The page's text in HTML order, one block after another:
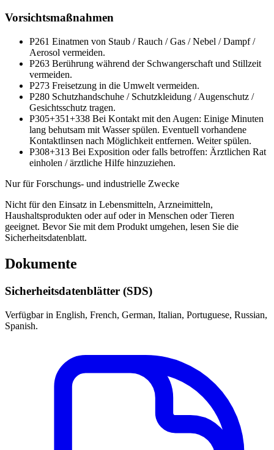
Vorsichtsmaßnahmen
P261 Einatmen von Staub / Rauch / Gas / Nebel / Dampf /
Aerosol vermeiden.
P263 Berührung während der Schwangerschaft und Stillzeit
vermeiden.
P273 Freisetzung in die Umwelt vermeiden.
P280 Schutzhandschuhe / Schutzkleidung / Augenschutz /
Gesichtsschutz tragen.
P305+351+338 Bei Kontakt mit den Augen: Einige Minuten
lang behutsam mit Wasser spülen. Eventuell vorhandene
Kontaktlinsen nach Möglichkeit entfernen. Weiter spülen.
P308+313 Bei Exposition oder falls betroffen: Ärztlichen Rat
einholen / ärztliche Hilfe hinzuziehen.
Nur für Forschungs- und industrielle Zwecke
Nicht für den Einsatz in Lebensmitteln, Arzneimitteln,
Haushaltsprodukten oder auf oder in Menschen oder Tieren
geeignet. Bevor Sie mit dem Produkt umgehen, lesen Sie die
Sicherheitsdatenblatt.
Dokumente
Sicherheitsdatenblätter (SDS)
Verfügbar in English, French, German, Italian, Portuguese, Russian,
Spanish.